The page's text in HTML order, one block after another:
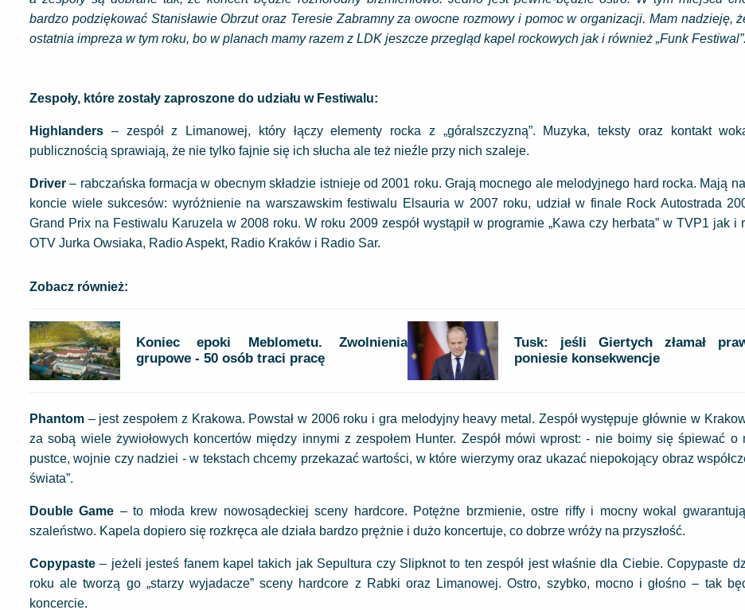
bardzo podziękować Stanisławie Obrzut oraz Teresie Zabramny za owocne rozmowy i pomoc w organizacji. Mam nadzieję,
ostatnia impreza w tym roku, bo w planach mamy razem z LDK jeszcze przegląd kapel rockowych jak i również „Funk Festiwal”.
Zespoły, które zostały zaproszone do udziału w Festiwalu:
Highlanders – zespół z Limanowej, który łączy elementy rocka z „góralszczyzną”. Muzyka, teksty oraz kontakt
publicznością sprawiają, że nie tylko fajnie się ich słucha ale też nieźle przy nich szaleje.
Driver– rabczańska formacja w obecnym składzie istnieje od 2001 roku. Grają mocnego ale melodyjnego hard rocka. Mają
koncie wiele sukcesów: wyróżnienie na warszawskim festiwalu Elsauria w 2007 roku, udział w finale Rock Autostrada
Grand Prix na Festiwalu Karuzela w 2008 roku. W roku 2009 zespół wystąpił w programie „Kawa czy herbata” w TVP1 jak i
OTV Jurka Owsiaka, Radio Aspekt, Radio Kraków i Radio Sar.
Zobacz również:
Koniec epoki Meblometu. Zwolnienia
grupowe - 50 osób traci pracę
Tusk: jeśli Giertych złamał
poniesie konsekwencje
Phantom – jest zespołem z Krakowa. Powstał w 2006 roku i gra melodyjny heavy metal. Zespół występuje głównie w
za sobą wiele żywiołowych koncertów między innymi z zespołem Hunter. Zespół mówi wprost: - nie boimy się śpiewać o
pustce, wojnie czy nadziei - w tekstach chcemy przekazać wartości, w które wierzymy oraz ukazać niepokojący obraz
świata”.
Double Game – to młoda krew nowosądeckiej sceny hardcore. Potężne brzmienie, ostre riffy i mocny wokal
szaleństwo. Kapela dopiero się rozkręca ale działa bardzo prężnie i dużo koncertuje, co dobrze wróży na przyszłość.
Copypaste – jeżeli jesteś fanem kapel takich jak Sepultura czy Slipknot to ten zespół jest właśnie dla Ciebie. Copypaste
roku ale tworzą go „starzy wyjadacze” sceny hardcore z Rabki oraz Limanowej. Ostro, szybko, mocno i głośno – tak
koncercie.